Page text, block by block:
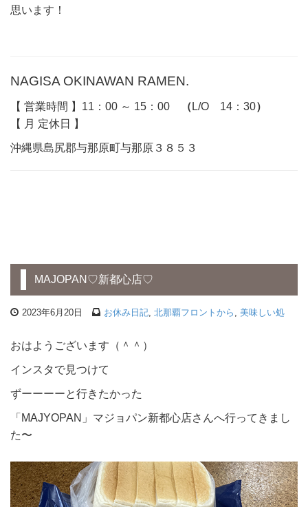
思います！
NAGISA OKINAWAN RAMEN.
【 営業時間 】11：00 ～ 15：00 （ L/O 14：30）
【 月 定休日 】
沖縄県島尻郡与那原町与那原３８５３
MAJOPAN♡新都心店♡
2023年6月20日 お休み日記, 北那覇フロントから , 美味しい処
おはようございます（＾＾）
インスタで見つけて
ずーーーーと行きたかった
「MAJYOPAN」マジョパン新都心店さんへ行ってきまし
た〜